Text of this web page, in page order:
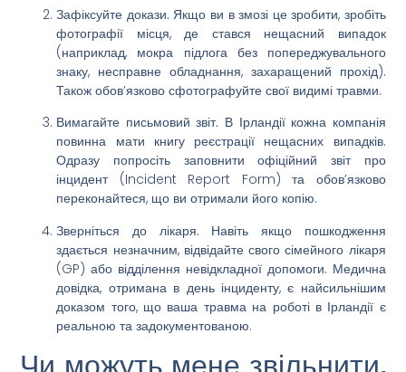
Зафіксуйте докази. Якщо ви в змозі це зробити, зробіть
фотографії місця, де стався нещасний випадок
(наприклад, мокра підлога без попереджувального
знаку, несправне обладнання, захаращений прохід).
Також обов’язково сфотографуйте свої видимі травми.
Вимагайте письмовий звіт. В Ірландії кожна компанія
повинна мати книгу реєстрації нещасних випадків.
Одразу попросіть заповнити офіційний звіт про
інцидент (Incident Report Form) та обов’язково
переконайтеся, що ви отримали його копію.
Зверніться до лікаря. Навіть якщо пошкодження
здається незначним, відвідайте свого сімейного лікаря
(GP) або відділення невідкладної допомоги. Медична
довідка, отримана в день інциденту, є найсильнішим
доказом того, що ваша травма на роботі в Ірландії є
реальною та задокументованою.